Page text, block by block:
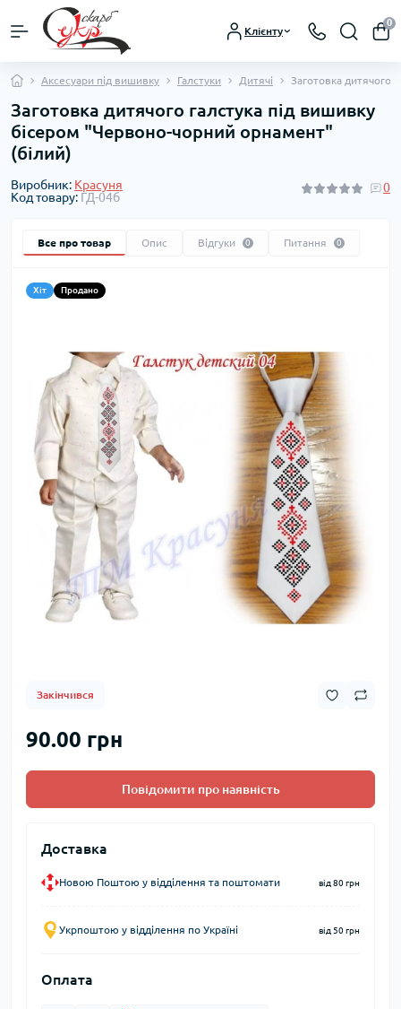
Клієнту
0
Аксесуари під вишивку Галстуки Дитячі Заготовка дитячого
Заготовка дитячого галстука під вишивку
бісером "Червоно-чорний орнамент"
(білий)
Виробник: Красуня
Код товару: ГД-04б
0
Все про товар Опис Відгуки 0 Питання 0
Хіт Продано
Закінчився
90.00 грн
Повідомити про наявність
Доставка
Новою Поштою у відділення та поштомати від 80 грн
Укрпоштою у відділення по Україні від 50 грн
Оплата